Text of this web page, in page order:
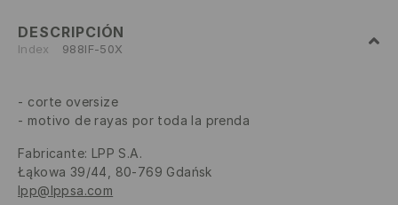
DESCRIPCIÓN
Index 988IF-50X
corte oversize
motivo de rayas por toda la prenda
Fabricante: LPP S.A.
Łąkowa 39/44, 80-769 Gdańsk
lpp@lppsa.com